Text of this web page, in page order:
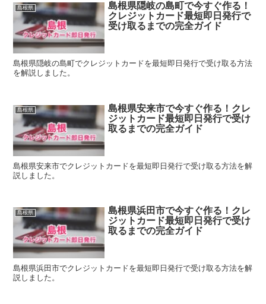
島根県
島根県隠岐の島町で今すぐ作る！
クレジットカード最短即日発行で
受け取るまでの完全ガイド
島根県隠岐の島町でクレジットカードを最短即日発行で受け取る方法
を解説しました。
島根県
島根県安来市で今すぐ作る！クレ
ジットカード最短即日発行で受け
取るまでの完全ガイド
島根県安来市でクレジットカードを最短即日発行で受け取る方法を解
説しました。
島根県
島根県浜田市で今すぐ作る！クレ
ジットカード最短即日発行で受け
取るまでの完全ガイド
島根県浜田市でクレジットカードを最短即日発行で受け取る方法を解
説しました。